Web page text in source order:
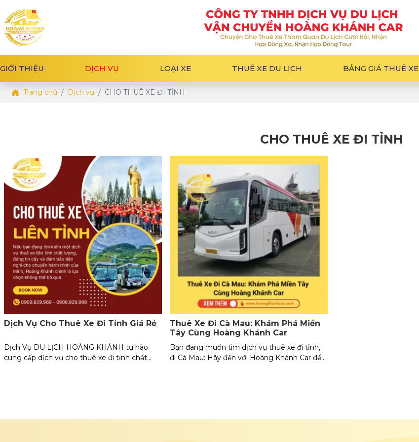
GIỚI THIỆU DỊCH VỤ LOẠI XE THUÊ XE DU LỊCH BẢNG GIÁ THUÊ XE
Trang chủ Dịch vụ CHO THUÊ XE ĐI TỈNH
CHO THUÊ XE ĐI TỈNH
Dịch Vụ Cho Thuê Xe Đi Tỉnh Giá Rẻ
Dịch Vụ DU LỊCH HOÀNG KHÁNH tự hào
cung cấp dịch vụ cho thuê xe đi tỉnh chất
Thuê Xe Đi Cà Mau: Khám Phá Miền
Tây Cùng Hoàng Khánh Car
Bạn đang muốn tìm dịch vụ thuê xe đi tỉnh,
đi Cà Mau: Hãy đến với Hoàng Khánh Car để